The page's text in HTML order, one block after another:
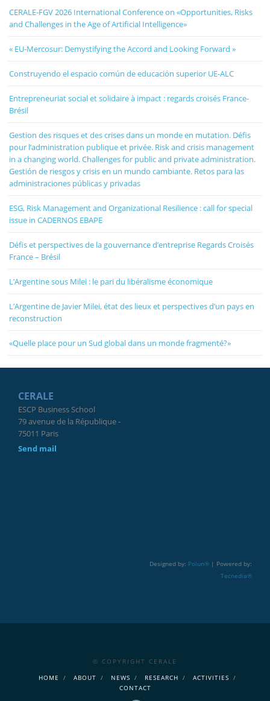
CERALE-FGV 2026 International Conference on «Opportunities, Risks
and Challenges in the Age of Artificial Intelligence»
« EU-Mercosur: Demystifying the Accord and Looking Forward »
Construyendo el espacio común de educación superior UE-ALC
Entrepreneuriat social et solidaire à impact : regards croisés France-
Brésil
Gestion des risques et des crises dans un monde en mutation. Défis
pour l’administration publique et privée. Risk and crisis management
in a changing world. Challenges for public and private administration.
Gestión de riesgos y crisis en un mundo cambiante. Retos para las
administraciones públicas y privadas
ESG, Risk Management and Organizational Resilience : call for special
issue in CADERNOS EBAPE
Défis et perspectives de la gouvernance d’entreprise Regards Croisés
France – Brésil
L’Argentine sous Milei : le pari du libéralisme économique
L’Argentine de Javier Milei, état des lieux et perspectives d’un pays en
reconstruction
«Quelle place pour un Sud global dans un monde fragmenté?»
CERALE
ESCP Business School
79 avenue de la République -
75011 Paris
Send mail
Designed by: Polun®| Powered by:
Tecnedia®
© COPYRIGHT CERALE
HOME
ABOUT NEWS RESEARCH
ACTIVITIES
CONTACT